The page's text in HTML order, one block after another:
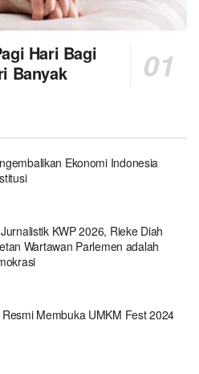
Hari Bagi
Banyak
Ekonomi Indonesia
KWP 2026, Rieke Diah
Wartawan Parlemen adalah
Membuka UMKM Fest 2024